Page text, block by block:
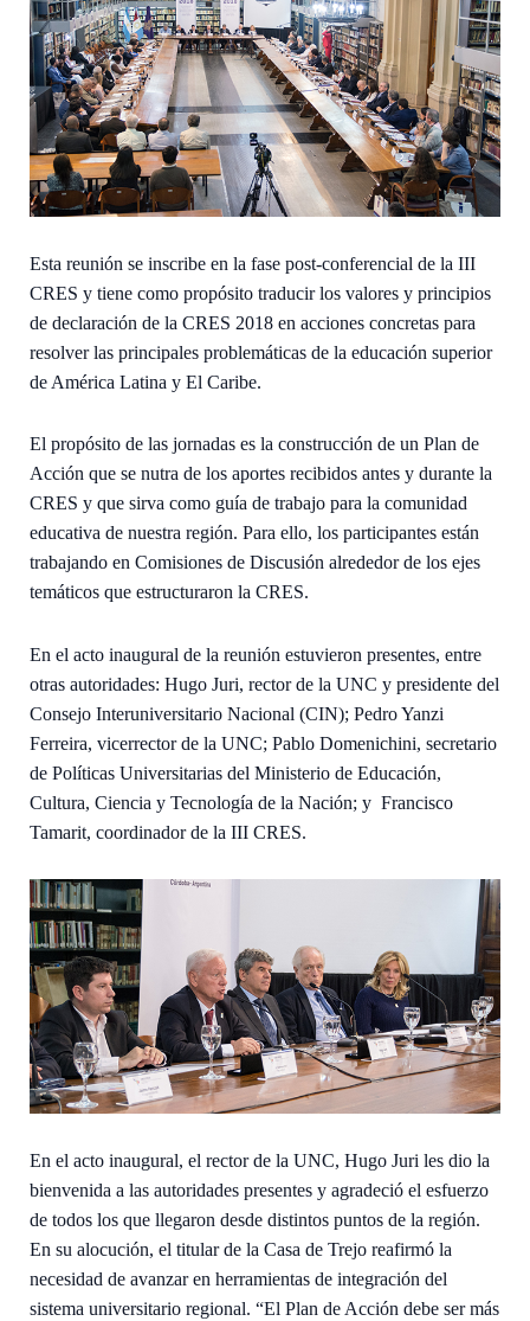
Esta reunión se inscribe en la fase post-conferencial de la III
CRES y tiene como propósito traducir los valores y principios
de declaración de la CRES 2018 en acciones concretas para
resolver las principales problemáticas de la educación superior
de América Latina y El Caribe.
El propósito de las jornadas es la construcción de un Plan de
Acción que se nutra de los aportes recibidos antes y durante la
CRES y que sirva como guía de trabajo para la comunidad
educativa de nuestra región. Para ello, los participantes están
trabajando en Comisiones de Discusión alrededor de los ejes
temáticos que estructuraron la CRES.
En el acto inaugural de la reunión estuvieron presentes, entre
otras autoridades: Hugo Juri, rector de la UNC y presidente del
Consejo Interuniversitario Nacional (CIN); Pedro Yanzi
Ferreira, vicerrector de la UNC; Pablo Domenichini, secretario
de Políticas Universitarias del Ministerio de Educación,
Cultura, Ciencia y Tecnología de la Nación; y Francisco
Tamarit, coordinador de la III CRES.
En el acto inaugural, el rector de la UNC, Hugo Juri les dio la
bienvenida a las autoridades presentes y agradeció el esfuerzo
de todos los que llegaron desde distintos puntos de la región.
En su alocución, el titular de la Casa de Trejo reafirmó la
necesidad de avanzar en herramientas de integración del
sistema universitario regional. “El Plan de Acción debe ser más